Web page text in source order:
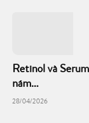
Retinol và
nám...
28/04/2026